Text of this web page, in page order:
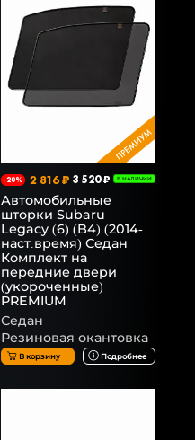
-20% 2 816 ₽ 3 520 ₽ В НАЛИЧИИ
Автомобильные
шторки Subaru
Legacy (6) (B4) (2014-
наст.время) Седан
Комплект на
передние двери
(укороченные)
PREMIUM
Седан
Резиновая окантовка
В корзину Подробнее